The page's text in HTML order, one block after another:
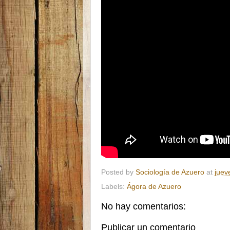
Posted by Sociología de Azuero at
Labels: Ágora de Azuero
No hay comentarios:
Publicar un comentario